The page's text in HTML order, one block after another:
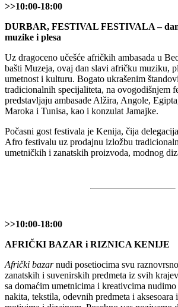
>>10:00-18:00
DURBAR, FESTIVAL FESTIVALA –
muzike i plesa
Uz dragoceno učešće afričkih ambasada u
bašti Muzeja, ovaj dan slavi afričku muziku,
umetnost i kulturu. Bogato ukrašenim
tradicionalnih specijaliteta, na ovogodišnjem
predstavljaju ambasade Alžira, Angole,
Maroka i Tunisa, kao i konzulat Jamajke.
Počasni gost festivala je Kenija, čija
Afro festivalu uz prodajnu izložbu
umetničkih i zanatskih proizvoda, modnog
>>10:00-18:00
AFRIČKI BAZAR i RIZNICA KENIJE
Afrički bazarnudi posetiocima svu
zanatskih i suvenirskih predmeta iz svih
sa domaćim umetnicima i kreativcima
nakita, tekstila, odevnih predmeta i